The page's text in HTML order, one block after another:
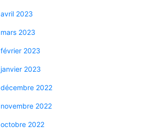
avril 2023
mars 2023
février 2023
janvier 2023
décembre 2022
novembre 2022
octobre 2022